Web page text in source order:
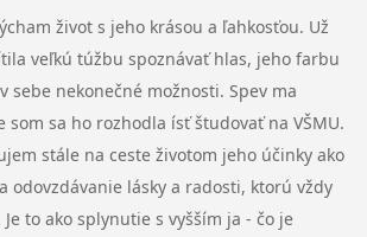
život s jeho krásou a ľahkosťou. Už
veľkú túžbu spoznávať hlas, jeho farbu
sebe nekonečné možnosti. Spev ma
som sa ho rozhodla ísť študovať na VŠMU.
stále na ceste životom jeho účinky ako
odovzdávanie lásky a radosti, ktorú vždy
to ako splynutie s vyšším ja - čo je